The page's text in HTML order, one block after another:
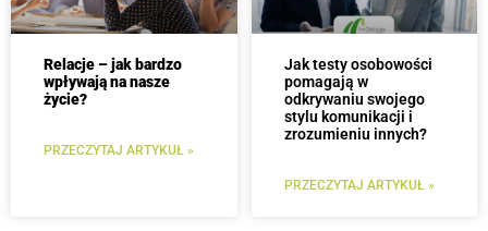
Relacje – jak bardzo
wpływają na nasze
życie?
PRZECZYTAJ ARTYKUŁ »
Jak testy osobowości
pomagają w
odkrywaniu swojego
stylu komunikacji i
zrozumieniu innych?
PRZECZYTAJ ARTYKUŁ »